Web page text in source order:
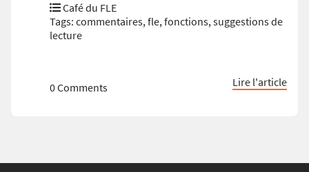
Café du FLE
Tags: commentaires,fle,fonctions,suggestions de
lecture
0 Comments Lire l'article